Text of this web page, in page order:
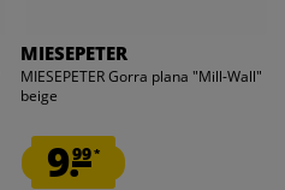
MIESEPETER
MIESEPETER Gorra plana "Mill-Wall"
beige
9.99*